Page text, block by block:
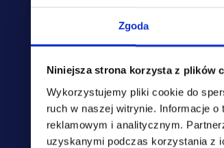
Zgoda
Niniejsza strona korzysta z plików
Wykorzystujemy pliki cookie do
ruch w naszej witrynie. Informacje o
reklamowym i analitycznym.
uzyskanymi podczas korzystania z
Podane przez
przedstawienia Ci
jest: